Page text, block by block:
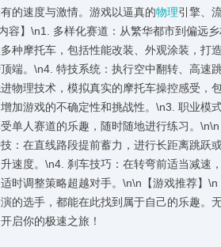
的速度与激情。游戏以逼真的物理引擎、
容】\n1. 多样化赛道：从繁华都市到偏远
种摩托车，包括性能改装、外观涂装，打
端。\n4. 特技系统：执行空中翻转、高速
物理技术，模拟真实的摩托车操控感受，
加游戏的不确定性和挑战性。\n3. 职业模
单人赛道的乐趣，随时随地进行练习。
：在直线路段提前蓄力，进行长距离跳跃
速度。\n4. 刹车技巧：在转弯前适当减速
时调整策略超越对手。\n\n【游戏推荐】
的选手，都能在此找到属于自己的乐趣。
启你的极速之旅！